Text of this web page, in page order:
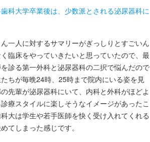
大学卒業後は、少数派とされる泌尿器科に
一人に対するサマリーがぎっしりとすごいん
臨床をやっていきたいと思っていたので、最
診る第一外科と泌尿器科の二択で悩んだので
ちが毎晩24時、25時まで院内にいる姿を見
輩が泌尿器科にいて、内科と外科がほどよ
療スタイルに楽しそうなイメージがあったこ
大は学生や若手医師を快く受け入れてくれる
てしまった感じです。